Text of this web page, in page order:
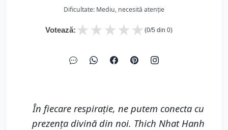
Dificultate: Mediu, necesită atenție
Votează: ★
★
★
★
★ (0/5 din 0)
În fiecare respirație, ne putem conecta cu
prezența divină din noi. Thich Nhat Hanh